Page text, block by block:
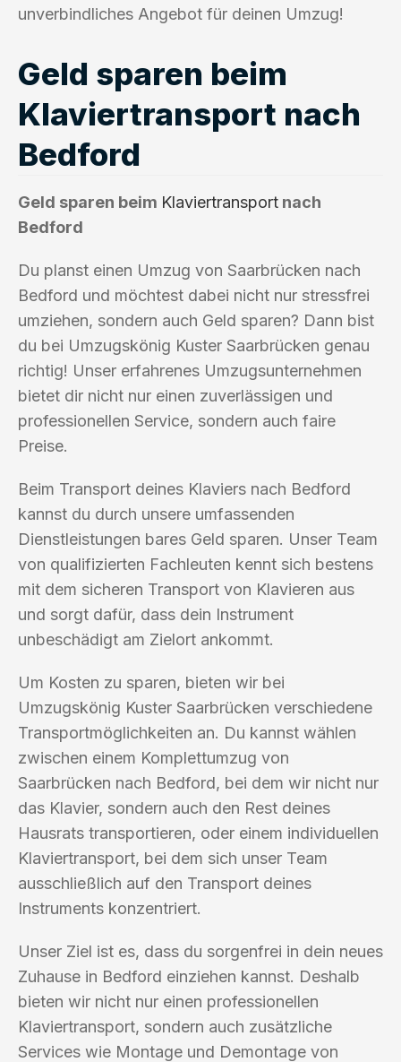
unverbindliches Angebot für deinen Umzug!
Geld sparen beim
Klaviertransport nach
Bedford
Geld sparen beim Klaviertransport nach
Bedford
Du planst einen Umzug von Saarbrücken nach
Bedford und möchtest dabei nicht nur stressfrei
umziehen, sondern auch Geld sparen? Dann bist
du bei Umzugskönig Kuster Saarbrücken genau
richtig! Unser erfahrenes Umzugsunternehmen
bietet dir nicht nur einen zuverlässigen und
professionellen Service, sondern auch faire
Preise.
Beim Transport deines Klaviers nach Bedford
kannst du durch unsere umfassenden
Dienstleistungen bares Geld sparen. Unser Team
von qualifizierten Fachleuten kennt sich bestens
mit dem sicheren Transport von Klavieren aus
und sorgt dafür, dass dein Instrument
unbeschädigt am Zielort ankommt.
Um Kosten zu sparen, bieten wir bei
Umzugskönig Kuster Saarbrücken verschiedene
Transportmöglichkeiten an. Du kannst wählen
zwischen einem Komplettumzug von
Saarbrücken nach Bedford, bei dem wir nicht nur
das Klavier, sondern auch den Rest deines
Hausrats transportieren, oder einem individuellen
Klaviertransport, bei dem sich unser Team
ausschließlich auf den Transport deines
Instruments konzentriert.
Unser Ziel ist es, dass du sorgenfrei in dein neues
Zuhause in Bedford einziehen kannst. Deshalb
bieten wir nicht nur einen professionellen
Klaviertransport, sondern auch zusätzliche
Services wie Montage und Demontage von